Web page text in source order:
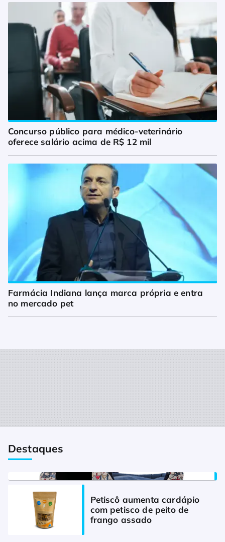
Concurso público para médico-veterinário
oferece salário acima de R$ 12 mil
Farmácia Indiana lança marca própria e entra
no mercado pet
Destaques
Lançamentos
Luppet lança toca 2×1 e aposta em
Petiscô aumenta cardápio
com petisco de peito de
frango assado